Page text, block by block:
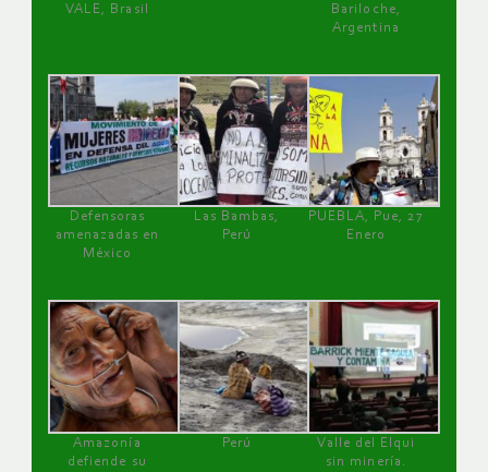
VALE, Brasil
Bariloche,
Argentina
Defensoras
amenazadas en
México
Las Bambas,
Perú
PUEBLA, Pue, 27
Enero
Amazonía
defiende su
Perú
Valle del Elqui
sin minería.